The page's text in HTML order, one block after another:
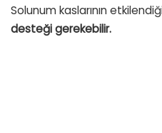
Solunum kaslarının
desteği gerekebilir.